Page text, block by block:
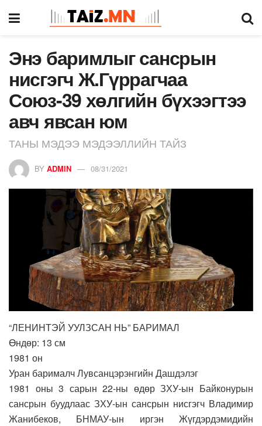
Энэ баримлыг сансрын
нисгэгч Ж.Гүррагчаа
Союз-39 хөлгийн бүхээгтээ
авч явсан юм
ТАНЫ МЭДЭЭ МЭДЭЭЛЛИЙН ТАЙЗ
BY ADMIN 08/31/2021
“ЛЕНИНТЭЙ УУЛЗСАН НЬ” БАРИМАЛ
Өндөр: 13 см
1981 он
Уран барималч Лувсанцэрэнгийн Дашдэлэг
1981 оны 3 сарын 22-ны өдөр ЗХУ-ын Байконурын
сансрын буудлаас ЗХУ-ын сансрын нисгэгч Владимир
Жанибеков, БНМАУ-ын иргэн Жүгдэрдэмидийн